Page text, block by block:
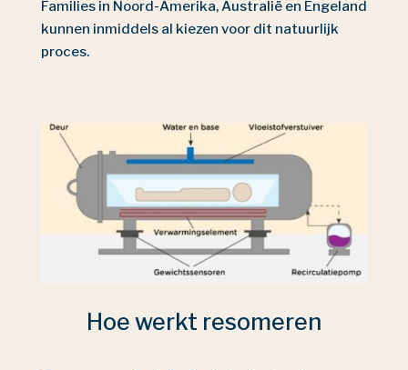
Families in Noord-Amerika, Australië en Engeland
kunnen inmiddels al kiezen voor dit natuurlijk
proces.
Hoe werkt resomeren